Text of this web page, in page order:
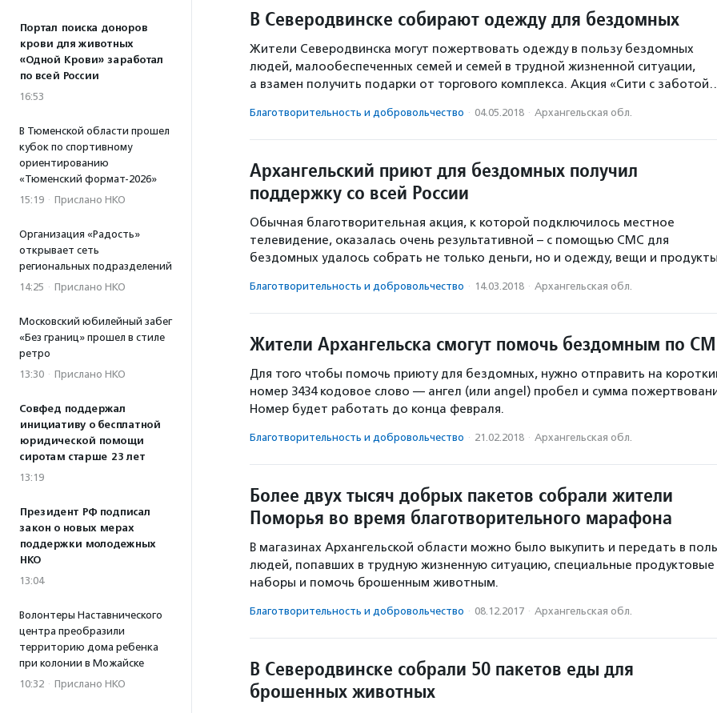
Портал поиска доноров
крови для животных
«Одной Крови» заработал
по всей России
16:53
В Тюменской области прошел
кубок по спортивному
ориентированию
«Тюменский формат-2026»
15:19 · Прислано НКО
Организация «Радость»
открывает сеть
региональных подразделений
14:25 · Прислано НКО
Московский юбилейный забег
«Без границ» прошел в стиле
ретро
13:30 · Прислано НКО
Совфед поддержал
инициативу о бесплатной
юридической помощи
сиротам старше 23 лет
13:19
Президент РФ подписал
закон о новых мерах
поддержки молодежных
НКО
13:04
Волонтеры Наставнического
центра преобразили
территорию дома ребенка
при колонии в Можайске
10:32 · Прислано НКО
В Северодвинске собирают одежду для бездомных
Жители Северодвинска могут пожертвовать одежду в пользу бездомных
людей, малообеспеченных семей и семей в трудной жизненной ситуации,
а взамен получить подарки от торгового комплекса. Акция «Сити с
Благотвори­тель­ность и доброволь­чест­во · 04.05.2018 · Архангельская обл.
Архангельский приют для бездомных получил
поддержку со всей России
Обычная благотворительная акция, к которой подключилось местное
телевидение, оказалась очень результативной – с помощью СМС для
бездомных удалось собрать не только деньги, но и одежду, вещи и
Благотвори­тель­ность и доброволь­чест­во · 14.03.2018 · Архангельская обл.
Жители Архангельска смогут помочь бездомным по
Для того чтобы помочь приюту для бездомных, нужно отправить на
номер 3434 кодовое слово — ангел (или angel) пробел и сумма
Номер будет работать до конца февраля.
Благотвори­тель­ность и доброволь­чест­во · 21.02.2018 · Архангельская обл.
Более двух тысяч добрых пакетов собрали жители
Поморья во время благотворительного марафона
В магазинах Архангельской области можно было выкупить и передать в
людей, попавших в трудную жизненную ситуацию, специальные продуктовые
наборы и помочь брошенным животным.
Благотвори­тель­ность и доброволь­чест­во · 08.12.2017 · Архангельская обл.
В Северодвинске собрали 50 пакетов еды для
брошенных животных